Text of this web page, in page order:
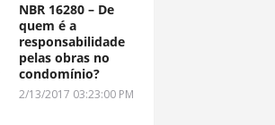
NBR 16280 – De
quem é a
responsabilidade
pelas obras no
condomínio?
2/13/2017 03:23:00 PM